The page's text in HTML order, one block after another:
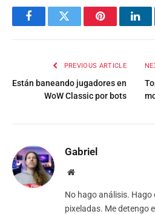
FacebookTwitter Pinterest
PREVIOUS ARTICLE
Están baneando jugadores en
WoW Classic por bots
Gabriel
Website
No hago análisis.
pixeladas. Me detengo